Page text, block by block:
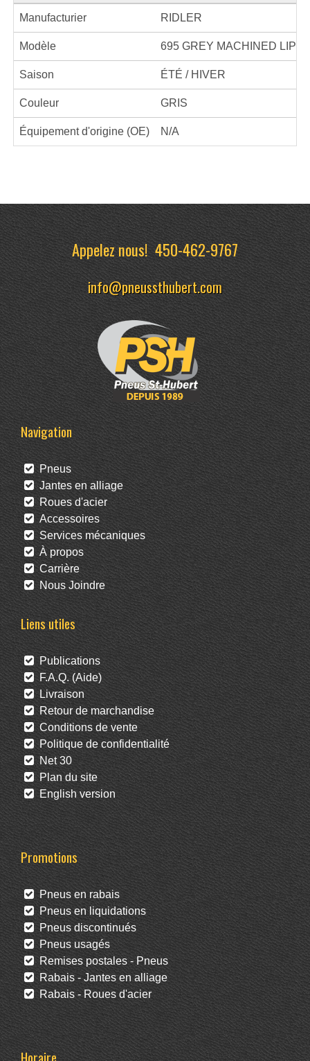
Manufacturier RIDLER
Modèle 695 GREY MACHINED LIP
Saison ÉTÉ / HIVER
Couleur GRIS
Équipement d'origine (OE) N/A
Appelez nous!450-462-9767
info@pneussthubert.com
Navigation
Pneus
Jantes en alliage
Roues d'acier
Accessoires
Services mécaniques
À propos
Carrière
Nous Joindre
Liens utiles
Publications
F.A.Q. (Aide)
Livraison
Retour de marchandise
Conditions de vente
Politique de confidentialité
Net 30
Plan du site
English version
Promotions
Pneus en rabais
Pneus en liquidations
Pneus discontinués
Pneus usagés
Remises postales - Pneus
Rabais - Jantes en alliage
Rabais - Roues d'acier